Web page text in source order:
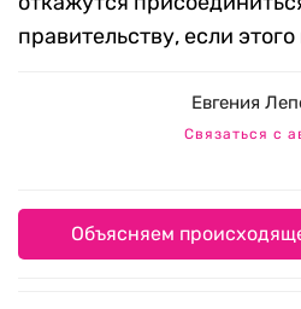
правительству, если
Евгения
Связаться с
Объясняем